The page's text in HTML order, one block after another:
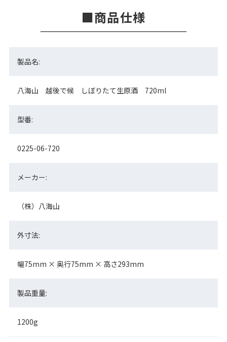
商品仕様
製品名:
八海山 越後で候 しぼりたて生原酒 720ml
型番:
0225-06-720
メーカー:
（株）八海山
外寸法:
幅75mm × 奥行75mm × 高さ293mm
製品重量:
1200g